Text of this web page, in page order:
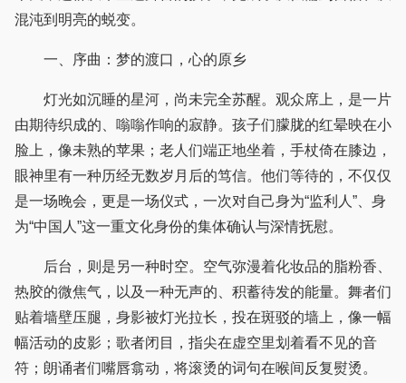
混沌到明亮的蜕变。
一、序曲：梦的渡口，心的原乡
灯光如沉睡的星河，尚未完全苏醒。观众席上，是一片
由期待织成的、嗡嗡作响的寂静。孩子们朦胧的红晕映在小
脸上，像未熟的苹果；老人们端正地坐着，手杖倚在膝边，
眼神里有一种历经无数岁月后的笃信。他们等待的，不仅仅
是一场晚会，更是一场仪式，一次对自己身为“监利人”、身
为“中国人”这一重文化身份的集体确认与深情抚慰。
后台，则是另一种时空。空气弥漫着化妆品的脂粉香、
热胶的微焦气，以及一种无声的、积蓄待发的能量。舞者们
贴着墙壁压腿，身影被灯光拉长，投在斑驳的墙上，像一幅
幅活动的皮影；歌者闭目，指尖在虚空里划着看不见的音
符；朗诵者们嘴唇翕动，将滚烫的词句在喉间反复熨烫。